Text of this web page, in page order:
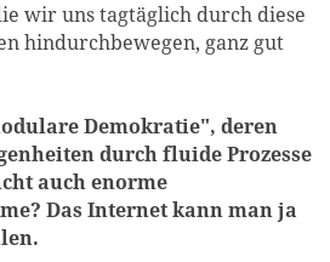
wir uns tagtäglich durch diese
hindurchbewegen, ganz gut
Demokratie", deren
durch fluide Prozesse
auch enorme
Das Internet kann man ja